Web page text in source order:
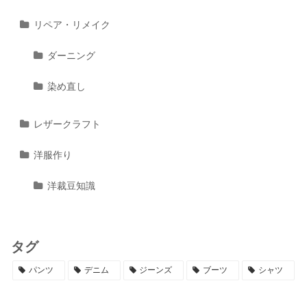
リペア・リメイク
ダーニング
染め直し
レザークラフト
洋服作り
洋裁豆知識
タグ
パンツ デニム ジーンズ ブーツ シャツ